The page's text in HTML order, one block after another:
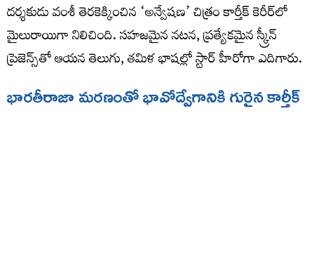
దర్శకుడు వంశీ తెరకెక్కించిన ‘అన్వేషణ’ చిత్రం కార్తీక్ కెరీర్‌లో
మైలురాయిగా నిలిచింది. సహజమైన నటన, ప్రత్యేకమైన స్క్రీన్
ప్రెజెన్స్‌తో ఆయన తెలుగు, తమిళ భాషల్లో స్టార్ హీరోగా ఎదిగారు.
భారతీరాజా మరణంతో భావోద్వేగానికి గురైన కార్తీక్